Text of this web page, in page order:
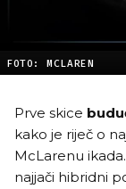
FOTO: MCLAREN
Prve skice
kako je riječ o
McLarenu
najjači hibridni